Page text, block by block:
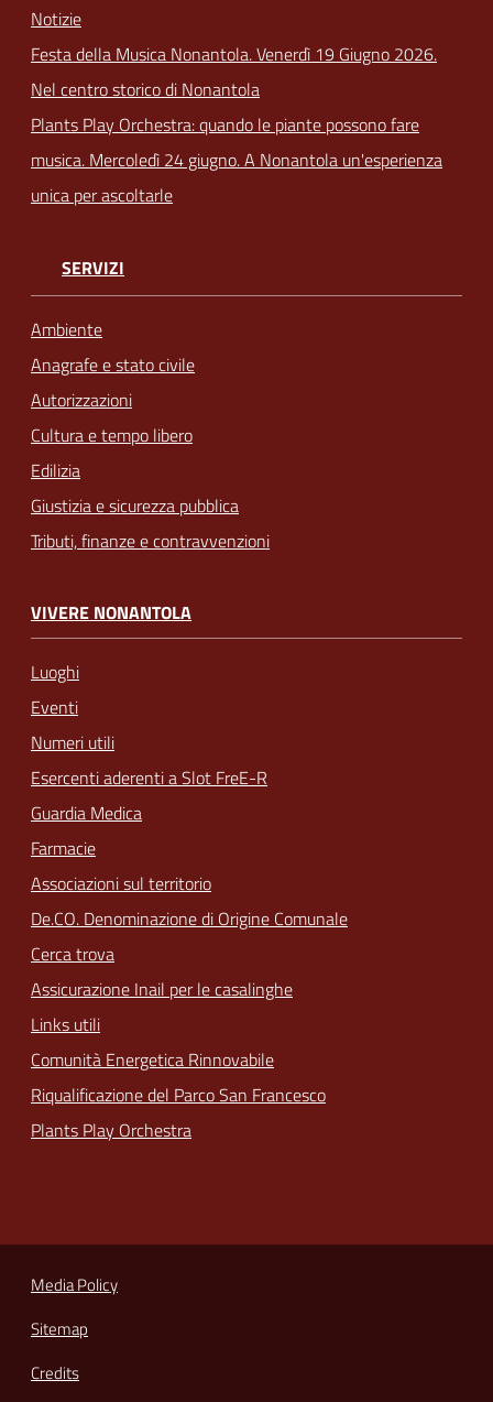
Notizie
Festa della Musica Nonantola. Venerdì 19 Giugno 2026.
Nel centro storico di Nonantola
Plants Play Orchestra: quando le piante possono fare
musica. Mercoledì 24 giugno. A Nonantola un'esperienza
unica per ascoltarle
SERVIZI
Ambiente
Anagrafe e stato civile
Autorizzazioni
Cultura e tempo libero
Edilizia
Giustizia e sicurezza pubblica
Tributi, finanze e contravvenzioni
VIVERE NONANTOLA
Luoghi
Eventi
Numeri utili
Esercenti aderenti a Slot FreE-R
Guardia Medica
Farmacie
Associazioni sul territorio
De.CO. Denominazione di Origine Comunale
Cerca trova
Assicurazione Inail per le casalinghe
Links utili
Comunità Energetica Rinnovabile
Riqualificazione del Parco San Francesco
Plants Play Orchestra
Media Policy
Sitemap
Credits